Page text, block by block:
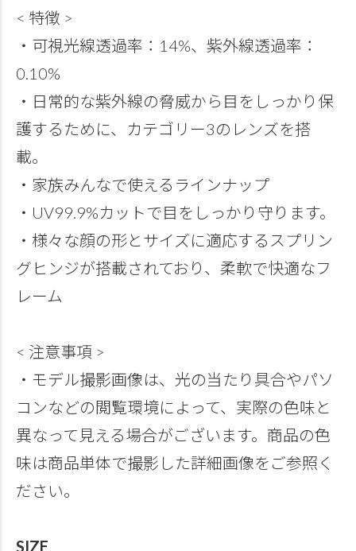
< 特徴 >
・可視光線透過率：14%、紫外線透過率：
0.10%
・日常的な紫外線の脅威から目をしっかり保
護するために、カテゴリー3のレンズを搭
載。
・家族みんなで使えるラインナップ
・UV99.9%カットで目をしっかり守ります。
・様々な顔の形とサイズに適応するスプリン
グヒンジが搭載されており、柔軟で快適なフ
レーム
< 注意事項 >
・モデル撮影画像は、光の当たり具合やパソ
コンなどの閲覧環境によって、実際の色味と
異なって見える場合がございます。商品の色
味は商品単体で撮影した詳細画像をご参照く
ださい。
SIZE